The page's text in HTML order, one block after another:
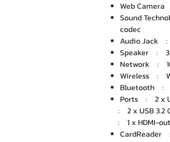
Web
Sound
codec
Audio Jack :
Speaker :
Network :
Wireless :
Bluetooth :
Ports : 2 x
: 2 x USB 3.2
: 1 x HDMI-out